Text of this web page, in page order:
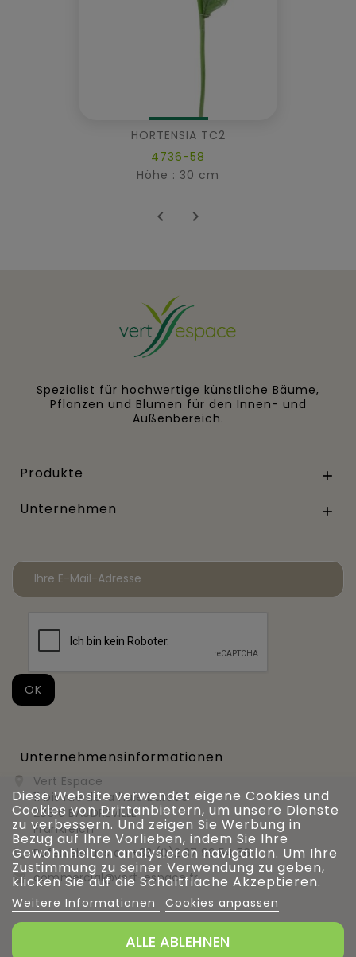
HORTENSIA TC2
4736-58
Höhe : 30 cm
 
Spezialist für hochwertige künstliche Bäume,
Pflanzen und Blumen für den Innen- und
Außenbereich.
Produkte 
Unternehmen 
Unternehmensinformationen

Vert Espace
11 bis rue de la haie bardée
28310 BAUDREVILLE
Frankreich
 Rufen Sie uns an +33 (0)2 37 99 54 56
 commercial@vert-espace.fr
Diese Website verwendet eigene Cookies und
Cookies von Drittanbietern, um unsere Dienste
zu verbessern. Und zeigen Sie Werbung in
Bezug auf Ihre Vorlieben, indem Sie Ihre
Gewohnheiten analysieren navigation. Um Ihre
Zustimmung zu seiner Verwendung zu geben,
klicken Sie auf die Schaltfläche Akzeptieren.
Weitere Informationen Cookies anpassen
ALLE ABLEHNEN